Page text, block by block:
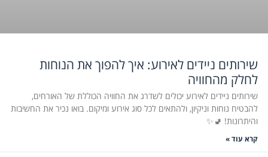
שירותים ניידים לאירוע: איך להפוך את הנוחות
לחלק מהחוויה
שירותים ניידים לאירוע יכולים לשדרג את החוויה הכוללת של האורחים,
להבטיח נוחות וניקיון, ולהתאים לכל סוג אירוע ומיקום. בואו נכיר את החשיבות
והיתרונות! 🚽✨
קרא עוד »